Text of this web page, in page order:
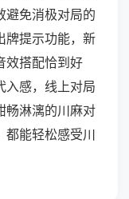
避免消极对局的
牌提示功能，新
效搭配恰到好
入感，线上对局
畅淋漓的川麻对
都能轻松感受川